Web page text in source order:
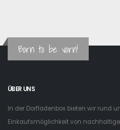
Born to be vorn!
ÜBER UNS
In der Dorfladenbox bieten wir rund
Einkaufsmöglichkeit von